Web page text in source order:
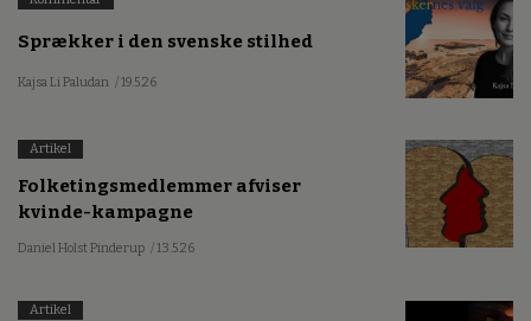
Sprækker i den svenske stilhed
Kajsa Li Paludan / 19.5.26
Artikel
Folketingsmedlemmer afviser
kvinde-kampagne
Daniel Holst Pinderup / 13.5.26
Artikel